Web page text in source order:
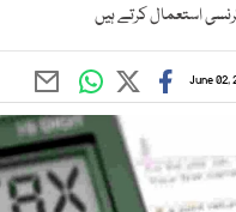
استعمال کرتے ہیں
June 02,